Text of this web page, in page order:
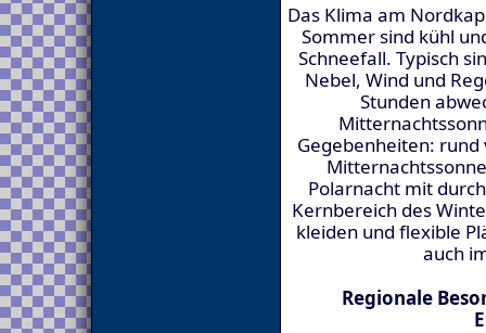
Das Klima am
Sommer sind kühl
Schneefall. Typisch
Nebel, Wind und
Stunden
Gegebenheiten: rund
Polarnacht mit
Kernbereich des
kleiden und flexible
auch
Regionale